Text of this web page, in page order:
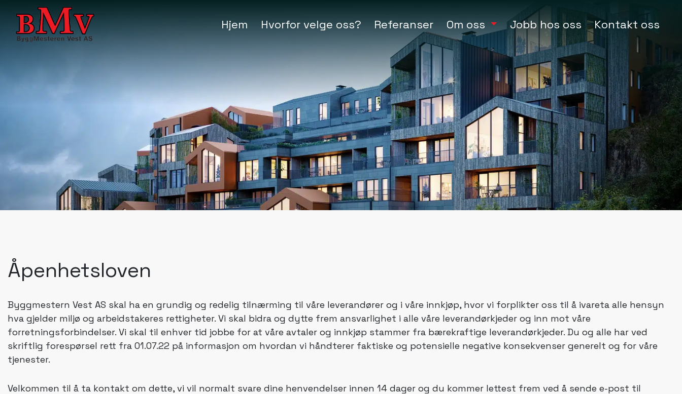
Main Navigation Hjem Hvorfor velge oss? Referanser Om oss Jobb hos oss Kontakt oss
Åpenhetsloven
Byggmestern Vest AS skal ha en grundig og redelig tilnærming til våre leverandører og i våre innkjøp, hvor vi forplikter oss til å ivareta alle hensyn
hva gjelder miljø og arbeidstakeres rettigheter. Vi skal bidra og dytte frem ansvarlighet i alle våre leverandørkjeder og inn mot våre
forretningsforbindelser. Vi skal til enhver tid jobbe for at våre avtaler og innkjøp stammer fra bærekraftige leverandørkjeder. Du og alle har ved
skriftlig forespørsel rett fra 01.07.22 på informasjon om hvordan vi håndterer faktiske og potensielle negative konsekvenser generelt og for våre
tjenester.
Velkommen til å ta kontakt om dette, vi vil normalt svare dine henvendelser innen 14 dager og du kommer lettest frem ved å sende e-post til